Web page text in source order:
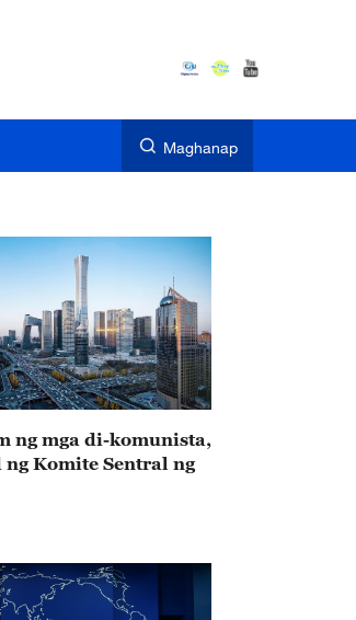
Maghanap
ng mga di-komunista,
Komite Sentral ng